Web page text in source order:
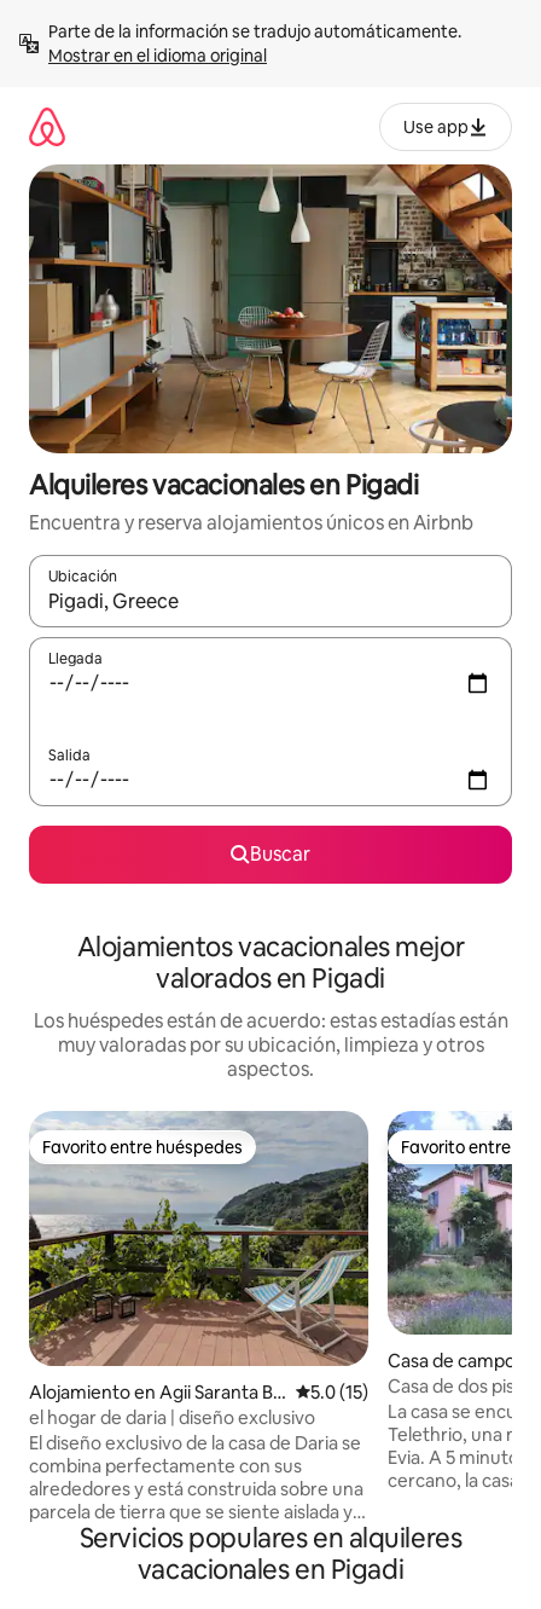
contenidoMostrar en el idioma original
Use app
Alquileres vacacionales en Pigadi
Encuentra y reserva alojamientos únicos en Airbnb
Ubicación
Cuando los resultados estén disponibles, navega con las
Llegada
Salida
Buscar
Alojamientos vacacionales mejor
valorados en Pigadi
Los huéspedes están de acuerdo: estas estadías están
muy valoradas por su ubicación, limpieza y otros
aspectos.
Favorito entre huéspedes
Favorito entre huéspedes
Alojamiento en Agii Saranta Be
ach
Calificación promedio: 5.0 de
5.0 (15)
el hogar de daria | diseño exclusivo
El diseño exclusivo de la casa de Daria se
combina perfectamente con sus
alrededores y está construida sobre una
parcela de tierra que se siente aislada y
protegida por la naturaleza. La casa de
85 m2 cuenta con una gran terraza con
impresionantes vistas al mar y un patio
Favorito entre
Favorito entre
Casa de campo
s
Casa de dos
La casa se
Telethrio, una
Evia. A 5 minutos
cercano, la casa
vista increíble de
minutos en auto
cercana, este es
Servicios populares en alquileres
vacacionales en Pigadi